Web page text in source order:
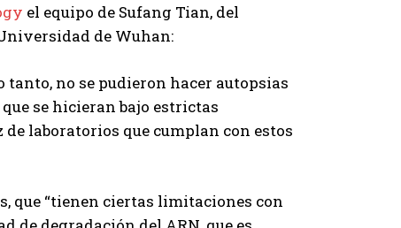
el equipo de Sufang Tian, del
de Wuhan:
tanto, no se pudieron hacer autopsias
se hicieran bajo estrictas
laboratorios que cumplan con estos
que “tienen ciertas limitaciones con